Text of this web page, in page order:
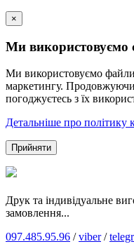
×
Ми використовуємо
Ми використовуємо
маркетингу.
погоджуєтесь з їх
Детальніше про політику
Прийняти
Друк та індивідуальне
замовлення...
097.485.95.96 /viber/